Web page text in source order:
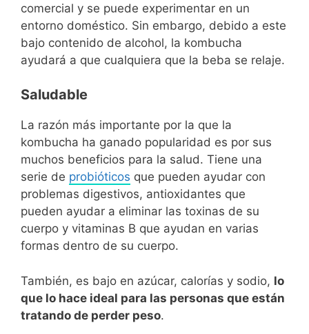
comercial y se puede experimentar en un
entorno doméstico. Sin embargo, debido a este
bajo contenido de alcohol, la kombucha
ayudará a que cualquiera que la beba se relaje.
Saludable
La razón más importante por la que la
kombucha ha ganado popularidad es por sus
muchos beneficios para la salud. Tiene una
serie de probióticos que pueden ayudar con
problemas digestivos, antioxidantes que
pueden ayudar a eliminar las toxinas de su
cuerpo y vitaminas B que ayudan en varias
formas dentro de su cuerpo.
También, es bajo en azúcar, calorías y sodio, lo
que lo hace ideal para las personas que están
tratando de perder peso.